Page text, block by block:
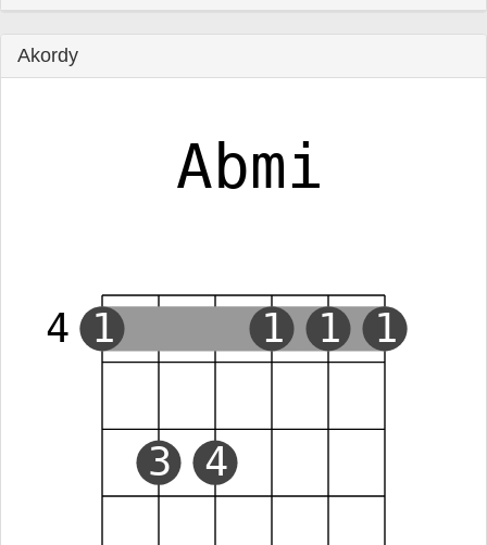
Akordy
Abmi
4 1
3 4
1 1 1